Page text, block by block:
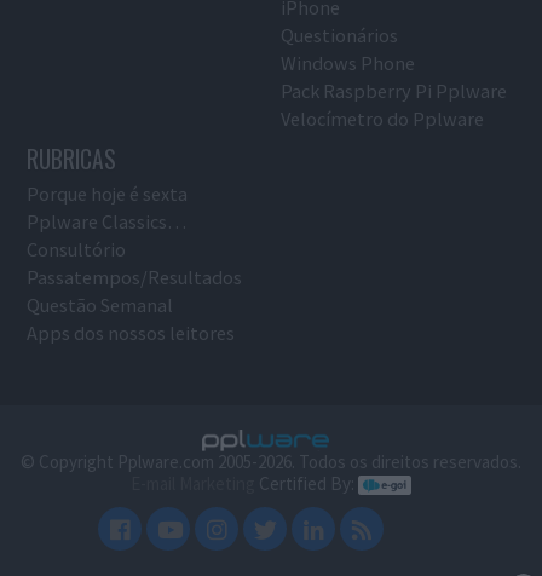
iPhone
Questionários
Windows Phone
Pack Raspberry Pi Pplware
Velocímetro do Pplware
RUBRICAS
Porque hoje é sexta
Pplware Classics…
Consultório
Passatempos/Resultados
Questão Semanal
Apps dos nossos leitores
© Copyright Pplware.com 2005-2026. Todos os direitos reservados.
Certified By: